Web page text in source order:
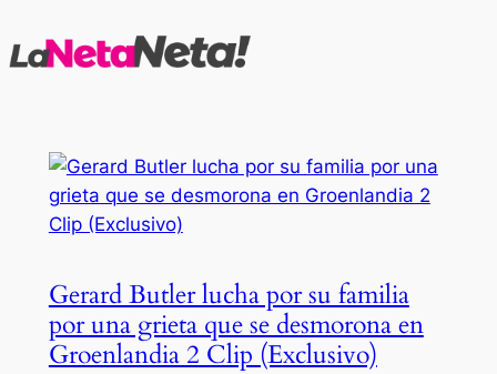
al
Gerard Butler lucha por su familia
por una grieta que se desmorona en
Groenlandia 2 Clip (Exclusivo)